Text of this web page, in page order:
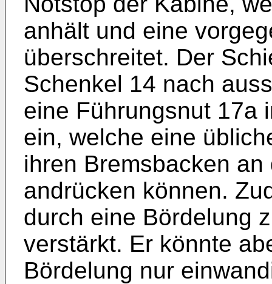
anhält und eine
überschreitet. Der
Schenkel 14 nach
eine Führungsnut 17a
ein, welche eine
ihren Bremsbacken
andrücken können.
durch eine Bördelung
verstärkt. Er könnte
Bördelung nur